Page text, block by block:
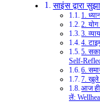
साइंस द्वारा
1.
2. योग
3.
4.
5.
Self-
6.
7. खुले
आज
लें: